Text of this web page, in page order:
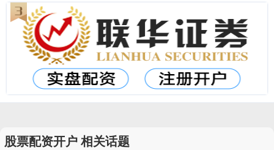
股票配资开户 相关话题